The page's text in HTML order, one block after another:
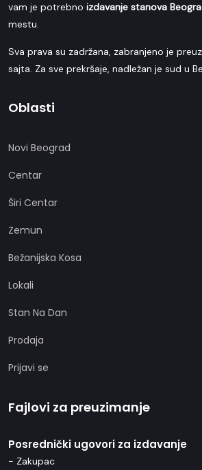
vam je potrebno izdavanje stanova
mestu.
Sva prava su zadržana, zabranjeno je
sajta. Za sve prekršaje, nadležan je sud u
Oblasti
Novi Beograd
Centar
Širi Centar
Zemun
Bežanijska Kosa
Lokali
Stan Na Dan
Prodaja
Prijavi se
Fajlovi za preuzimanje
Posrednički ugovori za izdavanje
- Zakupac